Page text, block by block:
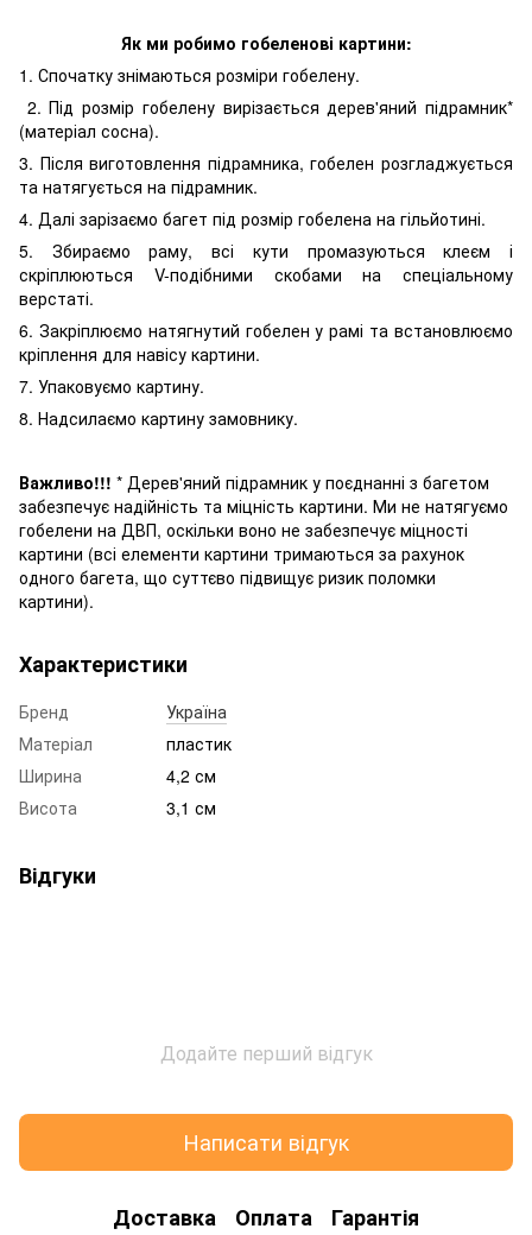
Як ми робимо гобеленові картини:
1. Спочатку знімаються розміри гобелену.
2. Під розмір гобелену вирізається дерев'яний підрамник*
(матеріал сосна).
3. Після виготовлення підрамника, гобелен розгладжується
та натягується на підрамник.
4. Далі зарізаємо багет під розмір гобелена на гільйотині.
5. Збираємо раму, всі кути промазуються клеєм і
скріплюються V-подібними скобами на спеціальному
верстаті.
6. Закріплюємо натягнутий гобелен у рамі та встановлюємо
кріплення для навісу картини.
7. Упаковуємо картину.
8. Надсилаємо картину замовнику.
Важливо!!! * Дерев'яний підрамник у поєднанні з багетом
забезпечує надійність та міцність картини. Ми не натягуємо
гобелени на ДВП, оскільки воно не забезпечує міцності
картини (всі елементи картини тримаються за рахунок
одного багета, що суттєво підвищує ризик поломки
картини).
Характеристики
Бренд
Україна
Матеріал
пластик
Ширина
4,2 см
Висота
3,1 см
Відгуки
Додайте перший відгук
Написати відгук
Доставка Оплата Гарантія